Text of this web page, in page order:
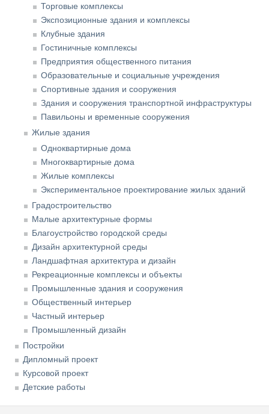
Торговые комплексы
Экспозиционные здания и комплексы
Клубные здания
Гостиничные комплексы
Предприятия общественного питания
Образовательные и социальные учреждения
Спортивные здания и сооружения
Здания и сооружения транспортной инфраструктуры
Павильоны и временные сооружения
Жилые здания
Одноквартирные дома
Многоквартирные дома
Жилые комплексы
Экспериментальное проектирование жилых зданий
Градостроительство
Малые архитектурные формы
Благоустройство городской среды
Дизайн архитектурной среды
Ландшафтная архитектура и дизайн
Рекреационные комплексы и объекты
Промышленные здания и сооружения
Общественный интерьер
Частный интерьер
Промышленный дизайн
Постройки
Дипломный проект
Курсовой проект
Детские работы